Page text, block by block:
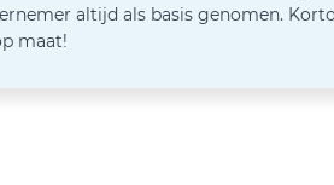
altijd als basis genomen.
maat!